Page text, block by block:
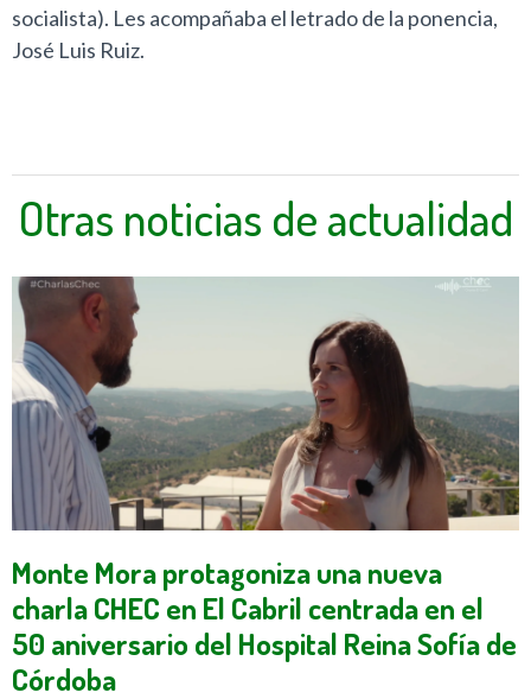
socialista). Les acompañaba el letrado de la ponencia,
José Luis Ruiz.
Otras noticias de actualidad
Monte Mora protagoniza una nueva
charla CHEC en El Cabril centrada en el
50 aniversario del Hospital Reina Sofía de
Córdoba